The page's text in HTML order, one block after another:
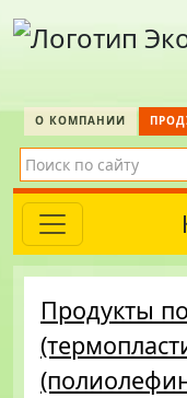
О КОМПАНИИ
Продукты